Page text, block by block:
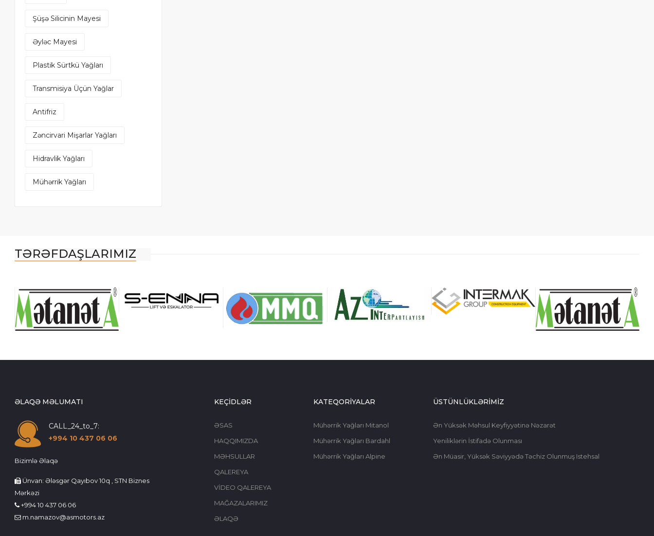
Şüşə Silicinin Mayesi
Əyləc Mayesi
Plastik Sürtkü Yağları
Transmisiya Üçün Yağlar
Antifriz
Zəncirvari Mişarlar Yağları
Hidravlik Yağları
Mühərrik Yağları
TƏRƏFDAŞLARIMIZ
ƏLAQƏ MƏLUMATI
CALL_24_to_7:
+994 10 437 06 06
Bizimlə Əlaqə
Ünvan: Ələsgər Qayıbov 10q , STN Biznes
Mərkəzi
+994 10 437 06 06
m.namazov@asmotors.az
KEÇİDLƏR
ƏSAS
HAQQIMIZDA
MƏHSULLAR
QALEREYA
VİDEO QALEREYA
MAĞAZALARIMIZ
ƏLAQƏ
KATEQORİYALAR
Mühərrik Yağları Mitanol
Mühərrik Yağları Bardahl
Mühərrik Yağları Alpine
ÜSTÜNLÜKLƏRİMİZ
Ən Yüksək Məhsul Keyfiyyətinə Nəzarət
Yeniliklərin İstifadə Olunması
Ən Müasir, Yüksək Səviyyədə Təchiz Olunmuş Istehsal